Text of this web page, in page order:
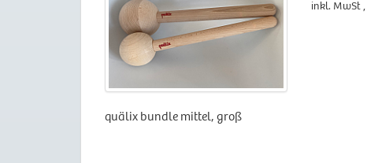
inkl. MwSt ,
quälix bundle mittel, groß